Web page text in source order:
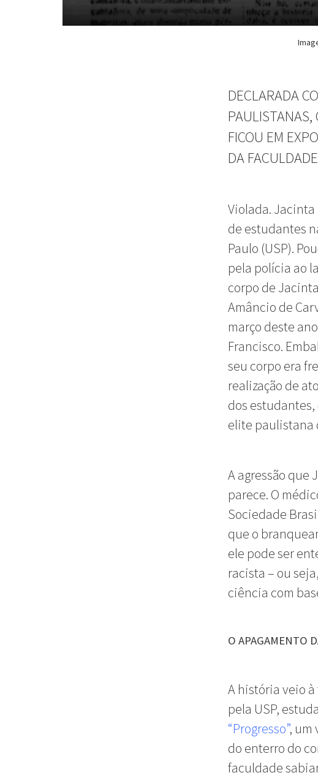
DECLARADA
PAULISTANAS,
FICOU EM
DA
Violada.
de estudantes
Paulo (USP).
pela polícia ao
corpo de
Amâncio de
março deste
Francisco.
seu corpo era
realização de
dos
elite paulistana
A agressão que
parece. O
Sociedade
que o
ele pode ser
racista – ou
ciência com
O APAGAMENTO
A história veio
pela USP,
“Progresso”, um
do enterro do
faculdade